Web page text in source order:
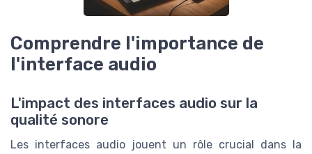
Comprendre l'importance de
l'interface audio
L'impact des interfaces audio sur la
qualité sonore
Les interfaces audio jouent un rôle crucial dans la